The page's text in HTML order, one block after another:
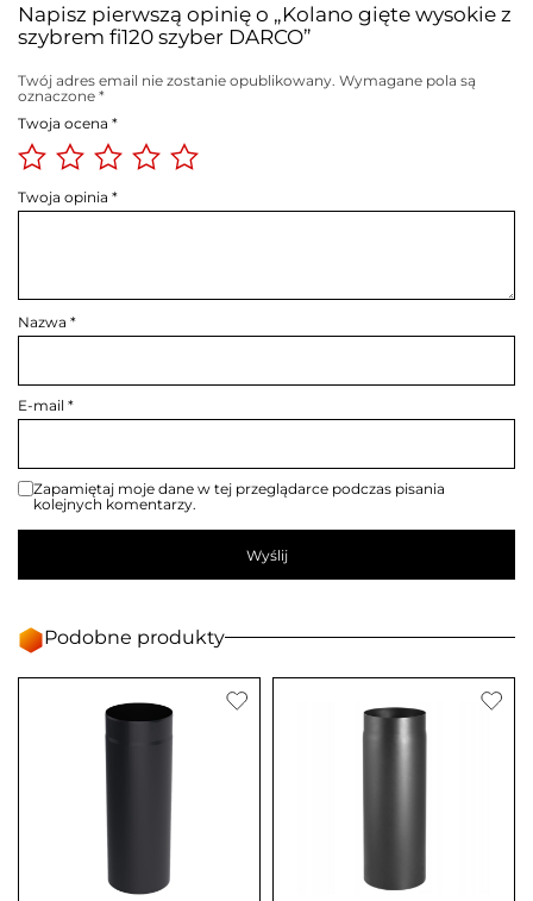
Napisz pierwszą opinię o „Kolano gięte wysokie z
szybrem fi120 szyber DARCO”
Twój adres email nie zostanie opublikowany. Wymagane pola są
oznaczone *
Twoja ocena *
Twoja opinia *
Nazwa *
E-mail *
Zapamiętaj moje dane w tej przeglądarce podczas pisania
kolejnych komentarzy.
Podobne produkty